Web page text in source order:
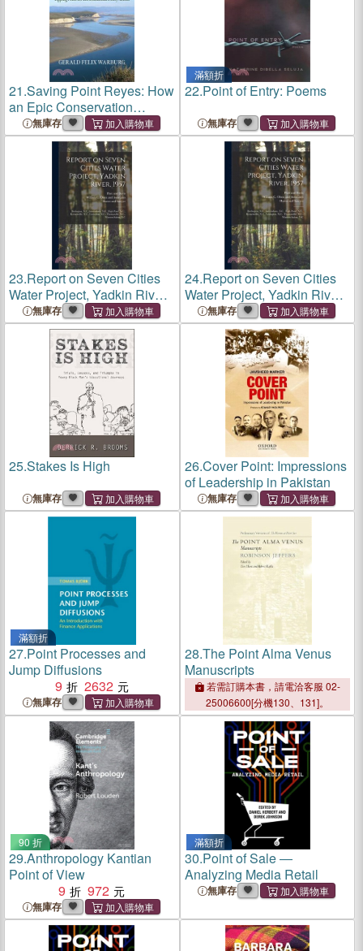
21.Saving Point Reyes: How
an Epic Conservation
Victory Became a Tipping
Point for Environmental
Policy Action
無庫存
滿額折
22.Point of Entry: Poems
無庫存
23.Report on Seven Cities
Water Project, Yadkin River,
1957: Burlington, N.C.,
Greensboro, N.C., High
Point, N.C., Kernersville,
N.C., Lexington, N.C., T
無庫存
24.Report on Seven Cities
Water Project, Yadkin River,
1957: Burlington, N.C.,
Greensboro, N.C., High
Point, N.C., Kernersville,
N.C., Lexington, N.C., T
無庫存
25.Stakes Is High
無庫存
26.Cover Point: Impressions
of Leadership in Pakistan
無庫存
滿額折
27.Point Processes and
Jump Diffusions
9
2632
無庫存
28.The Point Alma Venus
Manuscripts
若需訂購本書，請電洽客服 02-
25006600[分機130、131]。
90 折
29.Anthropology Kantian
Point of View
9
972
無庫存
滿額折
30.Point of Sale ―
Analyzing Media Retail
無庫存